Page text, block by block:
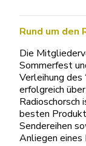
Rund um den
Die
Sommerfest
Verleihung des
erfolgreich
Radioschorsch
besten
Sendereihen
Anliegen eines